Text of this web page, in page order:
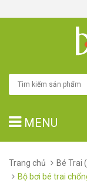
MENU
Trang chủ
Bé Trai
Bộ bơi bé trai